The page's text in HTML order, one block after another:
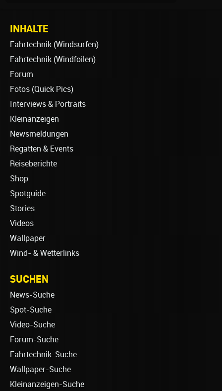
INHALTE
Fahrtechnik (Windsurfen)
Fahrtechnik (Windfoilen)
Forum
Fotos (Quick Pics)
Interviews & Portraits
Kleinanzeigen
Newsmeldungen
Regatten & Events
Reiseberichte
Shop
Spotguide
Stories
Videos
Wallpaper
Wind- & Wetterlinks
SUCHEN
News-Suche
Spot-Suche
Video-Suche
Forum-Suche
Fahrtechnik-Suche
Wallpaper-Suche
Kleinanzeigen-Suche